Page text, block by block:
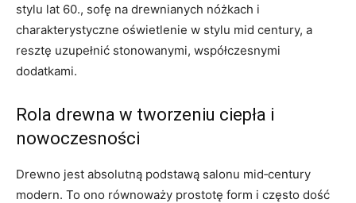
stylu lat 60., sofę na drewnianych nóżkach i
charakterystyczne oświetlenie w stylu mid century, a
resztę uzupełnić stonowanymi, współczesnymi
dodatkami.
Rola drewna w tworzeniu ciepła i
nowoczesności
Drewno jest absolutną podstawą salonu mid‑century
modern. To ono równoważy prostotę form i często dość